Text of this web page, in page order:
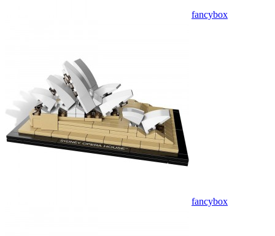
fancybox
fancybox